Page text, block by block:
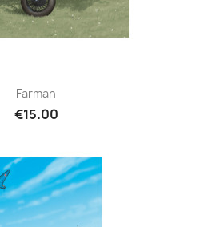
Farman
€15.00